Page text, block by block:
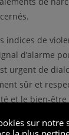
indices de
d’alarme
urgent de
sûr et
et le bien-
leur
sur notre